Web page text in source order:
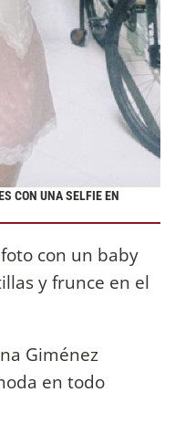
CON UNA SELFIE EN
con un baby
y frunce en el
Giménez
en todo